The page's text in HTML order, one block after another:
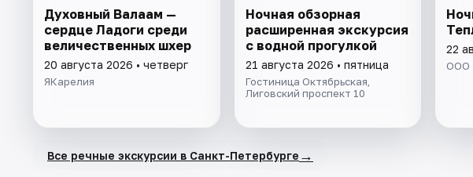
Духовный Валаам —
сердце Ладоги среди
величественных шхер
20 августа 2026 • четверг
ЯКарелия
Ночная обзорная
расширенная экскурсия
с водной прогулкой
21 августа 2026 • пятница
Гостиница Октябрьская,
Лиговский проспект 10
22
ООО
Все речные экскурсии в Санкт-Петербурге →